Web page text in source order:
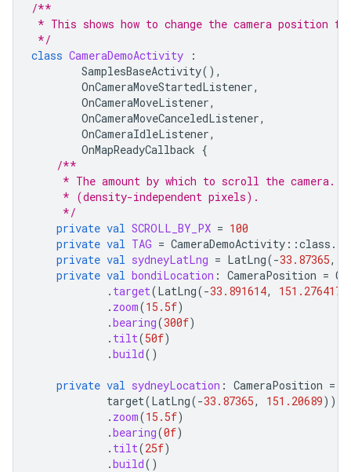
/**
* This shows how to change the camera position
*/
class CameraDemoActivity
:
SamplesBaseActivity(),
OnCameraMoveStartedListener,
OnCameraMoveListener,
OnCameraMoveCanceledListener,
OnCameraIdleListener,
OnMapReadyCallback {
/**
* The amount by which to scroll the camera.
     * (density-independent pixels).
     */
private val SCROLL_BY_PX = 100
private val TAG = CameraDemoActivity ::class .
private val sydneyLatLng = LatLng(-33.87365,
private val bondiLocation : CameraPosition =
. target(LatLng(-33.891614, 151.276417
. zoom(15.5f)
.bearing(300f)
. tilt(50f)
.build()
private val sydneyLocation : CameraPosition =
target(LatLng(-33.87365, 151.20689))
. zoom(15.5f)
.bearing(0f)
. tilt(25f)
.build()